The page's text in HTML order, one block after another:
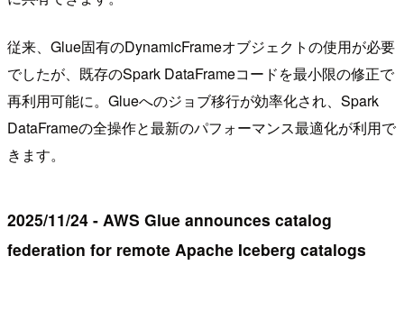
従来、Glue固有のDynamicFrameオブジェクトの使用が必要
でしたが、既存のSpark DataFrameコードを最小限の修正で
再利用可能に。Glueへのジョブ移行が効率化され、Spark
DataFrameの全操作と最新のパフォーマンス最適化が利用で
きます。
2025/11/24 - AWS Glue announces catalog
federation for remote Apache Iceberg catalogs